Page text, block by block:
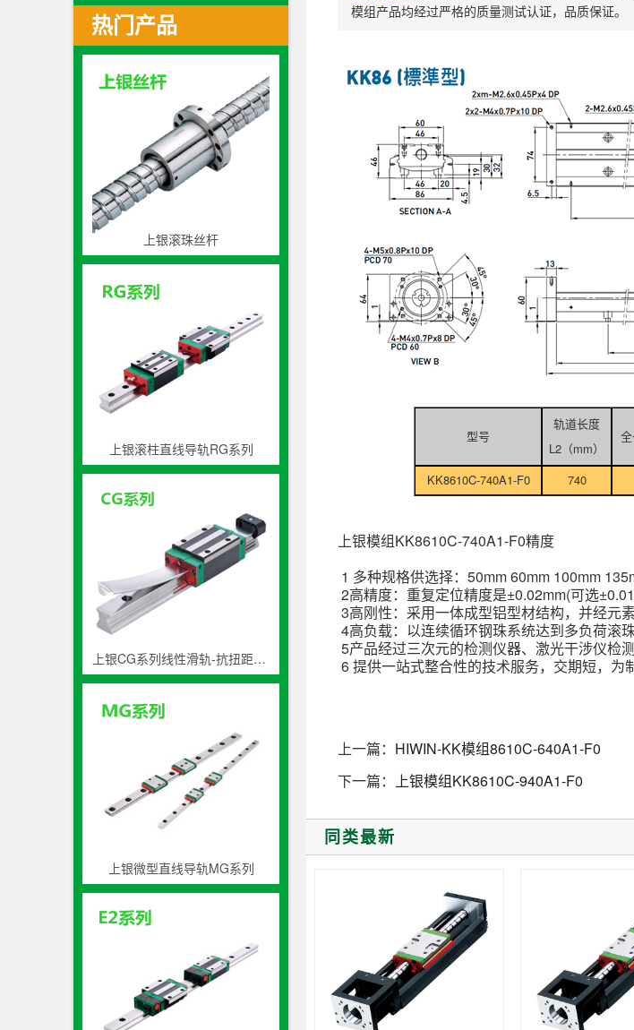
热门产品
上银滚珠丝杆
上银滚柱直线导轨RG系列
上银CG系列线性滑轨-抗扭距高防尘导轨
上银微型直线导轨MG系列
模组产品均经过严格的质量测试认证，品质保证。
型号
轨道长度
L2（mm）
全
KK8610C-740A1-F0
740
上银模组KK8610C-740A1-F0精度
1 多种规格供选择：50mm 60mm 100mm
2高精度：重复定位精度是±0.02mm(可选
3高刚性：采用一体成型铝型材结构，并经元
4高负载：以连续循环钢珠系统达到多负荷滚
5产品经过三次元的检测仪器、激光干涉仪检测
6 提供一站式整合性的技术服务，交期短，为
上一篇： HIWIN-KK模组8610C-640A1-F0
下一篇： 上银模组KK8610C-940A1-F0
同类最新